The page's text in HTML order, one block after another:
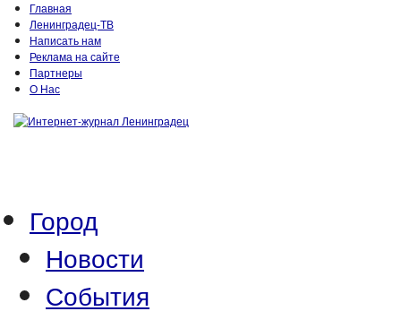
Главная
Ленинградец-ТВ
Написать нам
Реклама на сайте
Партнеры
О Нас
Город
Новости
События